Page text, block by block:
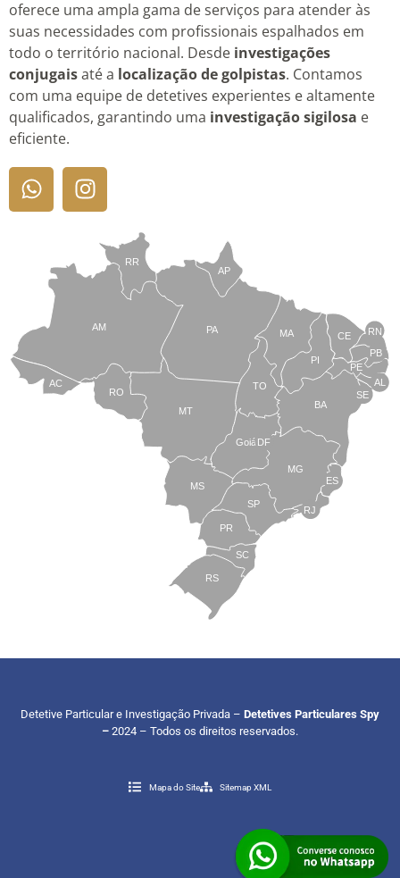
oferece uma ampla gama de serviços para atender às
suas necessidades com profissionais espalhados em
todo o território nacional. Desde investigações
conjugaisaté a localização de golpistas. Contamos
com uma equipe de detetives experientes e altamente
qualificados, garantindo uma investigação sigilosa e
eficiente.
TO
BA
SE
PE
AL
RN
CE
PI
MA
AP
PA
RR
AM
AC
RO
MT
MS
Goiás
PR
SC
RS
SP
MG
RJ
ES
DF
PB
Detetive Particular e Investigação Privada – Detetives Particulares Spy
– 2024 – Todos os direitos reservados.
Mapa do Site Sitemap XML